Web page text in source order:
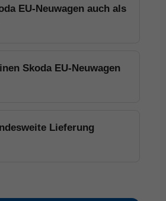
EU-Neuwagen auch als
Skoda EU-Neuwagen
Lieferung